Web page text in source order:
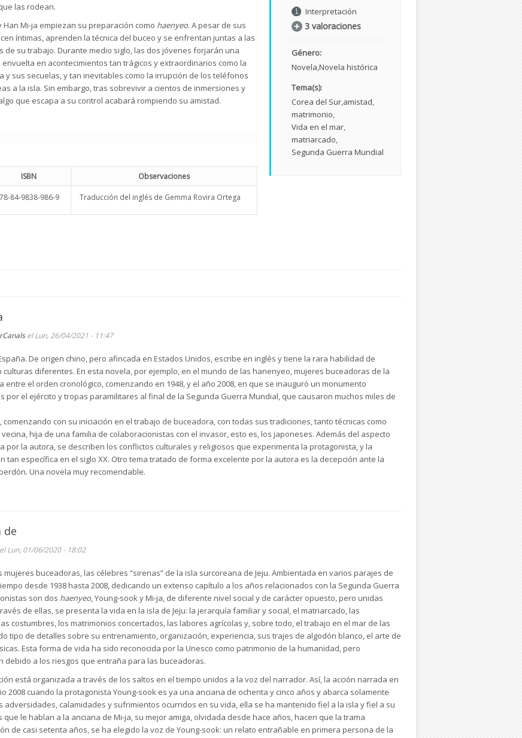
las rodean.
Han Mi-ja empiezan su preparación como haenyeo. A pesar de sus
íntimas, aprenden la técnica del buceo y se enfrentan juntas a las
de su trabajo. Durante medio siglo, las dos jóvenes forjarán una
en acontecimientos tan trágicos y extraordinarios como la
y sus secuelas, y tan inevitables como la irrupción de los teléfonos
a la isla. Sin embargo, tras sobrevivir a cientos de inmersiones y
que escapa a su control acabará rompiendo su amistad.
ISBN Observaciones
84-9838-986-9 Traducción del inglés de Gemma Rovira Ortega
Interpretación
3 valoraciones
Género:
Novela Novela histórica
Tema(s):
Corea del Sur amistad
matrimonio
Vida en el mar
matriarcado
Segunda Guerra Mundial
el Lun, 26/04/2021 - 11:47
De origen chino, pero afincada en Estados Unidos, escribe en inglés y tiene la rara habilidad de
diferentes. En esta novela, por ejemplo, en el mundo de las hanenyeo, mujeres buceadoras de la
entre el orden cronológico, comenzando en 1948, y el año 2008, en que se inauguró un monumento
por el ejército y tropas paramilitares al final de la Segunda Guerra Mundial, que causaron muchos miles de
con su iniciación en el trabajo de buceadora, con todas sus tradiciones, tanto técnicas como
hija de una familia de colaboracionistas con el invasor, esto es, los japoneses. Además del aspecto
por la autora, se describen los conflictos culturales y religiosos que experimenta la protagonista, y la
específica en el siglo XX. Otro tema tratado de forma excelente por la autora es la decepción ante la
Una novela muy recomendable.
de
Lun, 01/06/2020 - 18:02
mujeres buceadoras, las célebres “sirenas” de la isla surcoreana de Jeju. Ambientada en varios parajes de
desde 1938 hasta 2008, dedicando un extenso capítulo a los años relacionados con la Segunda Guerra
son dos haenyeo , Young-sook y Mi-ja, de diferente nivel social y de carácter opuesto, pero unidas
de ellas, se presenta la vida en la isla de Jeju: la jerarquía familiar y social, el matriarcado, las
costumbres, los matrimonios concertados, las labores agrícolas y, sobre todo, el trabajo en el mar de las
tipo de detalles sobre su entrenamiento, organización, experiencia, sus trajes de algodón blanco, el arte de
Esta forma de vida ha sido reconocida por la Unesco como patrimonio de la humanidad, pero
debido a los riesgos que entraña para las buceadoras.
está organizada a través de los saltos en el tiempo unidos a la voz del narrador. Así, la acción narrada en
2008 cuando la protagonista Young-sook es ya una anciana de ochenta y cinco años y abarca solamente
adversidades, calamidades y sufrimientos ocurridos en su vida, ella se ha mantenido fiel a la isla y fiel a su
le hablan a la anciana de Mi-ja, su mejor amiga, olvidada desde hace años, hacen que la trama
de casi setenta años, se ha elegido la voz de Young-sook: un relato entrañable en primera persona de la